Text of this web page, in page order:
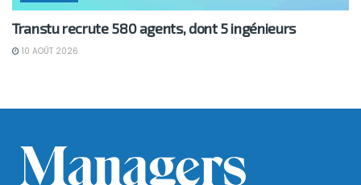
Transtu recrute 580 agents, dont 5 ingénieurs
10 AOÛT 2026